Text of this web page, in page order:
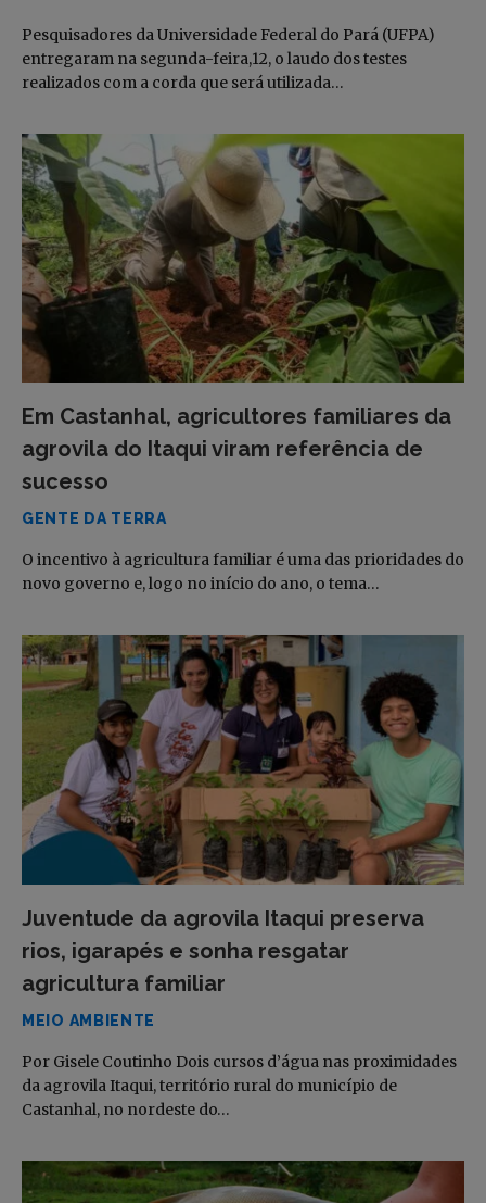
Pesquisadores da Universidade Federal do Pará (UFPA)
entregaram na segunda-feira,12, o laudo dos testes
realizados com a corda que será utilizada…
Em Castanhal, agricultores familiares da
agrovila do Itaqui viram referência de
sucesso
GENTE DA TERRA
O incentivo à agricultura familiar é uma das prioridades do
novo governo e, logo no início do ano, o tema…
Juventude da agrovila Itaqui preserva
rios, igarapés e sonha resgatar
agricultura familiar
MEIO AMBIENTE
Por Gisele Coutinho Dois cursos d’água nas proximidades
da agrovila Itaqui, território rural do município de
Castanhal, no nordeste do…